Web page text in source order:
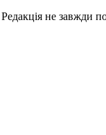
не завжди